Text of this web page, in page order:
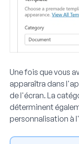
Une fois que vous
apparaîtra dans
de l'écran. La
déterminent
personnalisation à